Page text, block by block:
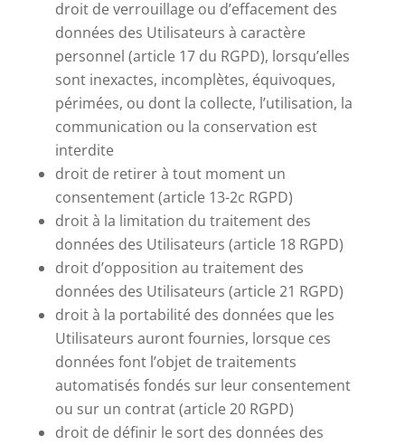
droit de verrouillage ou d’effacement des
données des Utilisateurs à caractère
personnel (article 17 du RGPD), lorsqu’elles
sont inexactes, incomplètes, équivoques,
périmées, ou dont la collecte, l’utilisation, la
communication ou la conservation est
interdite
droit de retirer à tout moment un
consentement (article 13-2c RGPD)
droit à la limitation du traitement des
données des Utilisateurs (article 18 RGPD)
droit d’opposition au traitement des
données des Utilisateurs (article 21 RGPD)
droit à la portabilité des données que les
Utilisateurs auront fournies, lorsque ces
données font l’objet de traitements
automatisés fondés sur leur consentement
ou sur un contrat (article 20 RGPD)
droit de définir le sort des données des